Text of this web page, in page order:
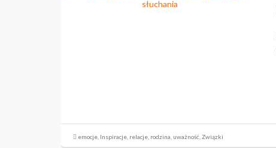
emocje Inspiracje relacje rodzina uważność Związki